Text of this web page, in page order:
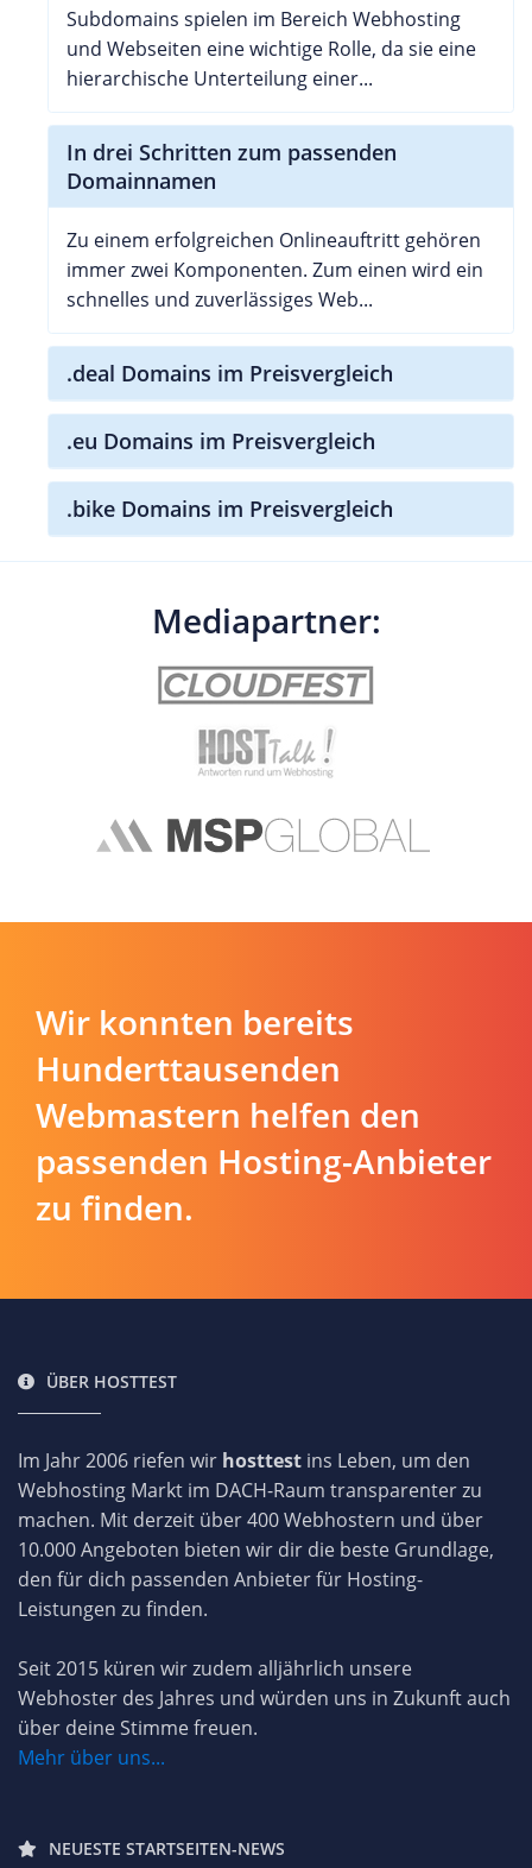
Subdomains spielen im Bereich Webhosting
und Webseiten eine wichtige Rolle, da sie eine
hierarchische Unterteilung einer...
In drei Schritten zum passenden
Domainnamen
Zu einem erfolgreichen Onlineauftritt gehören
immer zwei Komponenten. Zum einen wird ein
schnelles und zuverlässiges Web...
.deal Domains im Preisvergleich
.eu Domains im Preisvergleich
.bike Domains im Preisvergleich
Mediapartner:
Wir konnten bereits
Hunderttausenden
Webmastern helfen den
passenden Hosting-Anbieter
zu finden.
ÜBER HOSTTEST
Im Jahr 2006 riefen wir hosttest ins Leben, um den
Webhosting Markt im DACH-Raum transparenter zu
machen. Mit derzeit über 400 Webhostern und über
10.000 Angeboten bieten wir dir die beste Grundlage,
den für dich passenden Anbieter für Hosting-
Leistungen zu finden.
Seit 2015 küren wir zudem alljährlich unsere
Webhoster des Jahres und würden uns in Zukunft auch
über deine Stimme freuen.
Mehr über uns...
NEUESTE STARTSEITEN-NEWS